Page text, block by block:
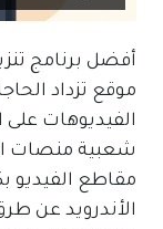
موقع تزداد
الفيديوهات على
شعبية منصات
مقاطع الفيديو
الأندرويد عن